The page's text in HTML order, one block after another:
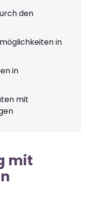
den
in
in
mit
mit